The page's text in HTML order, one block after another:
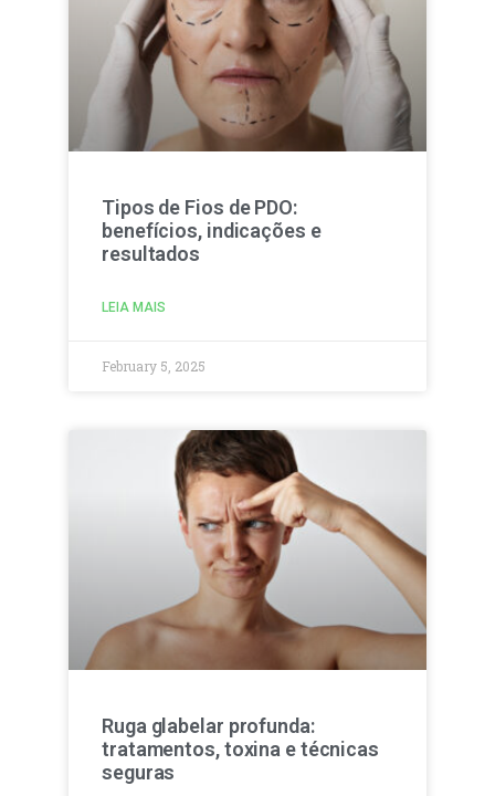
Tipos de Fios de PDO:
benefícios, indicações e
resultados
LEIA MAIS
February 5, 2025
Ruga glabelar profunda:
tratamentos, toxina e técnicas
seguras